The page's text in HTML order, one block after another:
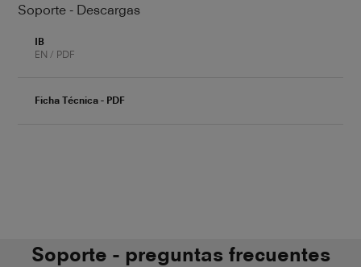
Soporte - Descargas
IB
EN / PDF
Ficha Técnica - PDF
Soporte - preguntas frecuentes